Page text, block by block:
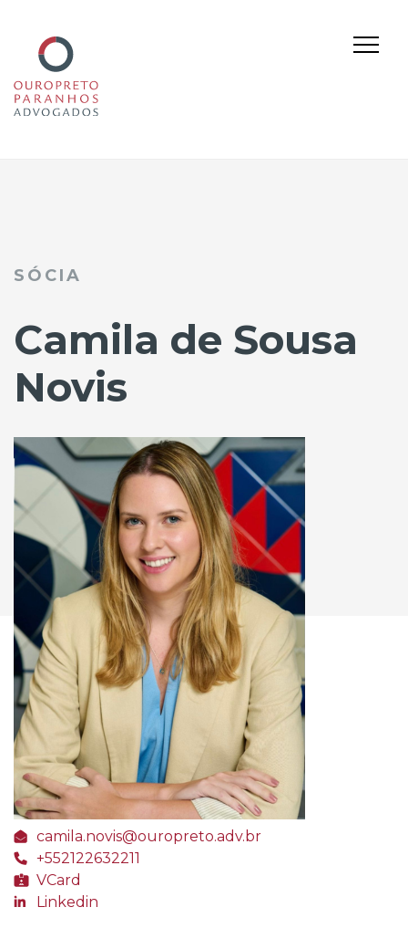
content
SÓCIA
Camila de Sousa
Novis
camila.novis@ouropreto.adv.br
+552122632211
VCard
Linkedin